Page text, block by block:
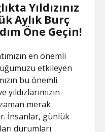
Yıldızınız
Aylık Burç
Öne Geçin!
en önemli
etkileyen
bu önemli
merak
İnsanlar, günlük
durumları